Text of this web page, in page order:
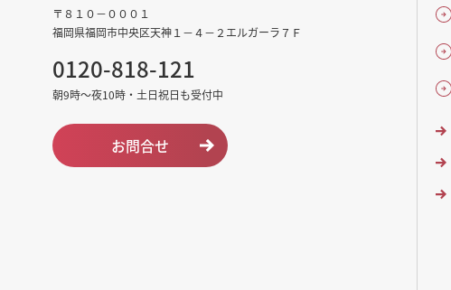
〒８１０－０００１
福岡県福岡市中央区天神１－４－２エルガーラ７Ｆ
0120-818-121
朝9時～夜10時・土日祝日も受付中
お問合せ